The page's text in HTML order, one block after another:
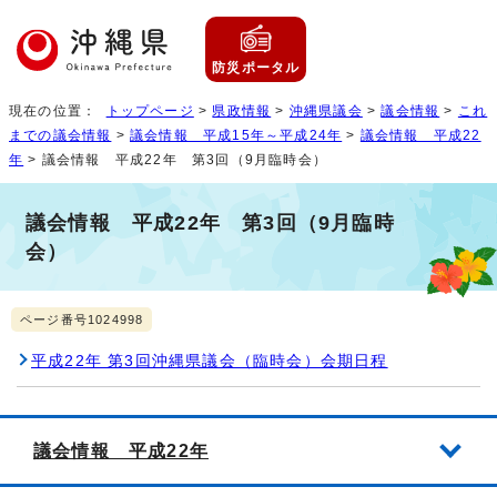
防災ポータル
現在の位置： トップページ > 県政情報 > 沖縄県議会 >議会情報 > これ
までの議会情報 >議会情報 平成15年～平成24年 > 議会情報 平成22
年 > 議会情報 平成22年 第3回（9月臨時会）
議会情報 平成22年 第3回（9月臨時
会）
ページ番号1024998
平成22年 第3回沖縄県議会（臨時会）会期日程
議会情報 平成22年